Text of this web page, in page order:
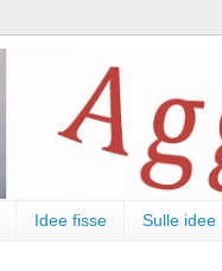
Idee fisse Sulle idee